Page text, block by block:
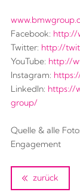
Facebook: http://
Twitter: http://
YouTube: http://
Instagram:
LinkedIn: https://
group/
Quelle & alle
Engagement
zurück